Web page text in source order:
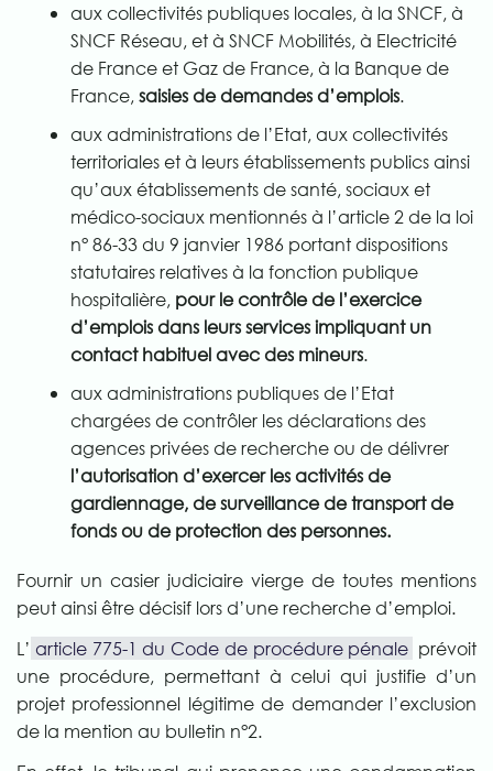
aux collectivités publiques locales, à la SNCF, à
SNCF Réseau, et à SNCF Mobilités, à Electricité
de France et Gaz de France, à la Banque de
France,saisies de demandes d’emplois.
aux administrations de l’Etat, aux collectivités
territoriales et à leurs établissements publics ainsi
qu’aux établissements de santé, sociaux et
médico-sociaux mentionnés à l’article 2 de la loi
n° 86-33 du 9 janvier 1986 portant dispositions
statutaires relatives à la fonction publique
hospitalière, pour le contrôle de l’exercice
d’emplois dans leurs services impliquant un
contact habituel avec des mineurs.
aux administrations publiques de l’Etat
chargées de contrôler les déclarations des
agences privées de recherche ou de délivrer
l’autorisation d’exercer les activités de
gardiennage, de surveillance de transport de
fonds ou de protection des personnes.
Fournir un casier judiciaire vierge de toutes mentions
peut ainsi être décisif lors d’une recherche d’emploi.
L’ article 775-1 du Code de procédure pénale prévoit
une procédure, permettant à celui qui justifie d’un
projet professionnel légitime de demander l’exclusion
de la mention au bulletin n°2.